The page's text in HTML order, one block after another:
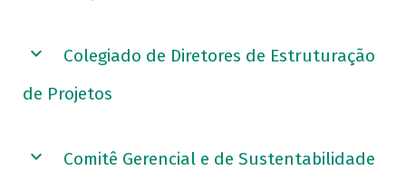
Colegiado de Diretores de Estruturação
de Projetos
Comitê Gerencial e de Sustentabilidade